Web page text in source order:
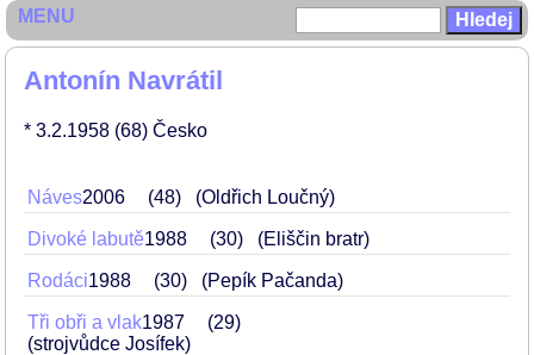
Antonín Navrátil
* 3.2.1958 (68) Česko
Náves2006 48 (Oldřich Loučný)
Divoké labutě1988 30 (Eliščin bratr)
Rodáci1988 30 (Pepík Pačanda)
Tři obři a vlak1987
29
(strojvůdce Josífek)
MENU